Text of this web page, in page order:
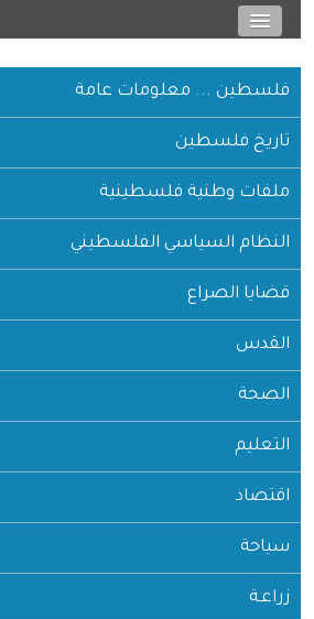
فلسطين ... معلومات عامة
تاريخ فلسطين
ملفات وطنية فلسطينية
النظام السياسي الفلسطيني
قضايا الصراع
القدس
الصحة
التعليم
اقتصاد
سياحة
زراعـة